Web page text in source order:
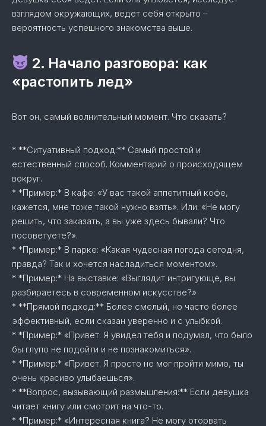
взглядом окружающих, ведет себя открыто –
вероятность успешного знакомства выше.
2. Начало разговора: как
«растопить лед»
Вот он, самый волнительный момент. Что сказать?
* **Ситуативный подход:** Самый простой и
естественный способ. Комментарий о происходящем
вокруг.
* *Пример:* В кафе: «У вас такой аппетитный кофе,
кажется, мне тоже такой нужно взять». Или: «Не могу
решить, что заказать, а вы уже здесь бывали? Что
посоветуете?».
* *Пример:* В парке: «Какая чудесная погода сегодня,
правда? Так и хочется насладиться моментом».
* *Пример:* На выставке: «Выглядит интригующе, вы
разбираетесь в современном искусстве?»
* **Прямой подход:** Более смелый, но часто более
эффективный, если сказан уверенно и с улыбкой.
* *Пример:* «Привет. Я увидел тебя и подумал, что было
бы глупо не подойти и не познакомиться».
* *Пример:* «Привет. Я просто не мог пройти мимо, ты
очень красиво улыбаешься».
* **Вопрос, вызывающий размышления:** Если девушка
читает книгу или смотрит на что-то.
* *Пример:* «Интересная книга? Не могу оторвать